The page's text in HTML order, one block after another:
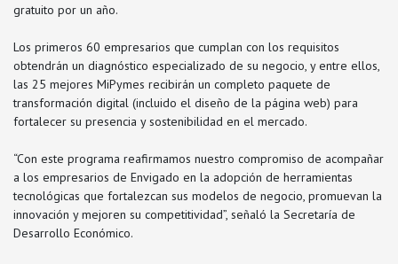
gratuito por un año.
Los primeros 60 empresarios que cumplan con los requisitos
obtendrán un diagnóstico especializado de su negocio, y entre ellos,
las 25 mejores MiPymes recibirán un completo paquete de
transformación digital (incluido el diseño de la página web) para
fortalecer su presencia y sostenibilidad en el mercado.
“Con este programa reafirmamos nuestro compromiso de acompañar
a los empresarios de Envigado en la adopción de herramientas
tecnológicas que fortalezcan sus modelos de negocio, promuevan la
innovación y mejoren su competitividad”, señaló la Secretaría de
Desarrollo Económico.